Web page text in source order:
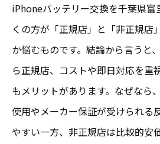
iPhoneバッテリー交換を千葉県富
くの方が「正規店」と「非正規店
か悩むものです。結論から言うと
ら正規店、コストや即日対応を重
もメリットがあります。なぜなら
使用やメーカー保証が受けられる
やすい一方、非正規店は比較的安